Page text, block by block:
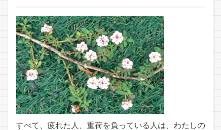
すべて、疲れた人、重荷を負っている人は、わたしの